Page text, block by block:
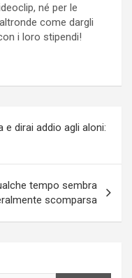
né per le
come dargli
i loro stipendi!
dirai addio agli aloni:
tempo sembra
scomparsa